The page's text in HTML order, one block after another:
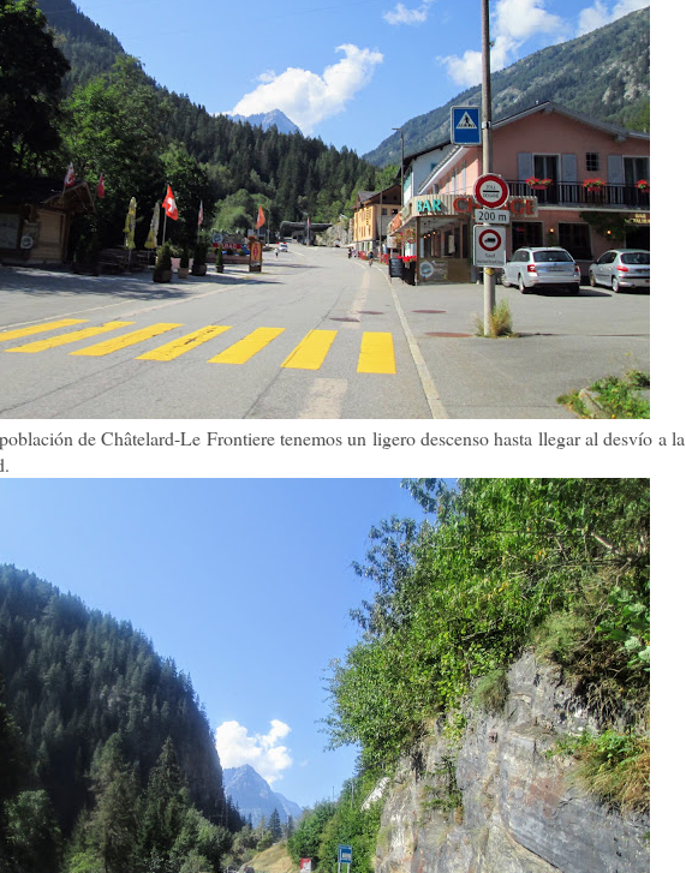
de Châtelard-Le Frontiere tenemos un ligero descenso hasta llegar al desvío a la